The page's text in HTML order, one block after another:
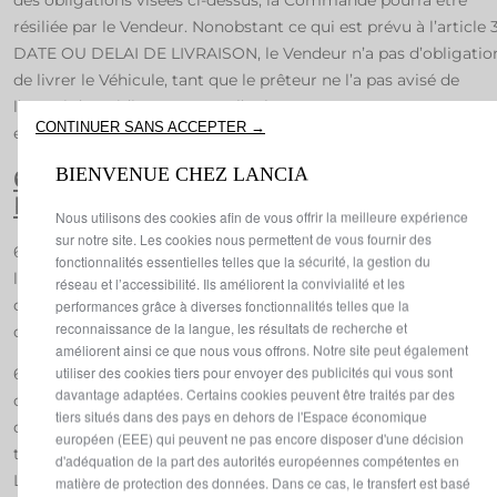
résiliée par le Vendeur. Nonobstant ce qui est prévu à l’article
DATE OU DELAI DE LIVRAISON, le Vendeur n’a pas
de livrer le Véhicule, tant que le prêteur ne l’a pas avisé de
l’octroi du crédit et tant que l’Acheteur consommateur peut
exercer sa faculté de rétractation.
6° LIVRAISON ET TRANSFERT DES
RISQUES
6.1. La livraison du Véhicule a lieu dans les locaux de
l’établissement du Vendeur et après paiement intégral du prix
d’achat au Vendeur, sauf convention écrite contraire ou
disposition contraire des présentes.
6.2. Lorsque l’Acheteur est un consommateur, le risque de
ou d’endommagement du Véhicule est transféré à l’Acheteur
dès que lui, ou une personne qu’il a désignée, qui n’est pas le
transporteur, prend physiquement possession du Véhicule.
Lorsque le contrat prévoit l’expédition du Véhicule, le risque de
CONTINUER SANS ACCEPTER →
BIENVENUE CHEZ LANCIA
Nous utilisons des cookies afin de vous offrir la meilleure expérience
sur notre site. Les cookies nous permettent de vous fournir des
fonctionnalités essentielles telles que la sécurité, la gestion du
réseau et l’accessibilité. Ils améliorent la convivialité et les
performances grâce à diverses fonctionnalités telles que la
reconnaissance de la langue, les résultats de recherche et
améliorent ainsi ce que nous vous offrons. Notre site peut également
utiliser des cookies tiers pour envoyer des publicités qui vous sont
davantage adaptées. Certains cookies peuvent être traités par des
tiers situés dans des pays en dehors de l'Espace économique
européen (EEE) qui peuvent ne pas encore disposer d'une décision
d'adéquation de la part des autorités européennes compétentes en
matière de protection des données. Dans ce cas, le transfert est basé